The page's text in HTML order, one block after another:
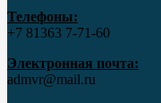
Телефоны:
+7 81363 7‑71-60
Электронная почта:
admvr@mail.ru